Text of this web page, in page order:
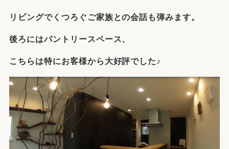
リビングでくつろぐご家族との会話も弾みます。
後ろにはパントリースペース、
こちらは特にお客様から大好評でした♪